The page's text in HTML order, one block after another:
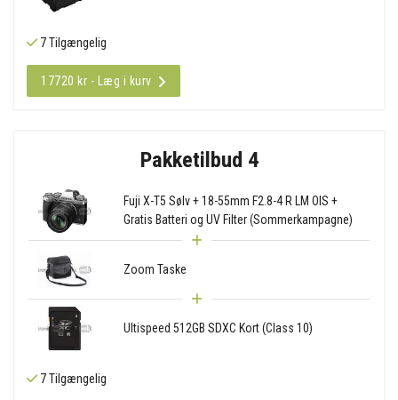
7 Tilgængelig
17720 kr - Læg i kurv
Pakketilbud 4
Fuji X-T5 Sølv + 18-55mm F2.8-4 R LM OIS +
Gratis Batteri og UV Filter (Sommerkampagne)
Zoom Taske
Ultispeed 512GB SDXC Kort (Class 10)
7 Tilgængelig